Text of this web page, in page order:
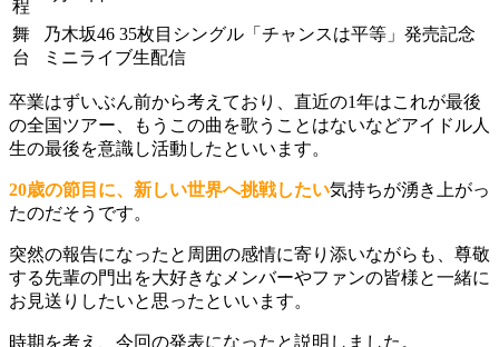
程
舞
台
乃木坂46 35枚目シングル「チャンスは平等」発売記念
ミニライブ生配信
卒業はずいぶん前から考えており、直近の1年はこれが最後
の全国ツアー、もうこの曲を歌うことはないなどアイドル人
生の最後を意識し活動したといいます。
20歳の節目に、新しい世界へ挑戦したい気持ちが湧き上がっ
たのだそうです。
突然の報告になったと周囲の感情に寄り添いながらも、尊敬
する先輩の門出を大好きなメンバーやファンの皆様と一緒に
お見送りしたいと思ったといいます。
時期を考え、今回の発表になったと説明しました。